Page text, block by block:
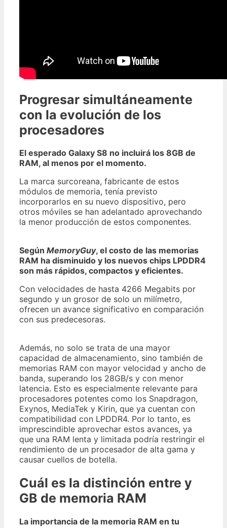
Progresar simultáneamente
con la evolución de los
procesadores
El esperado Galaxy S8 no incluirá los 8GB de
RAM, al menos por el momento.
La marca surcoreana, fabricante de estos
módulos de memoria, tenía previsto
incorporarlos en su nuevo dispositivo, pero
otros móviles se han adelantado aprovechando
la menor producción de estos componentes.
Según MemoryGuy, el costo de las memorias
RAM ha disminuido y los nuevos chips LPDDR4
son más rápidos, compactos y eficientes.
Con velocidades de hasta 4266 Megabits por
segundo y un grosor de solo un milímetro,
ofrecen un avance significativo en comparación
con sus predecesoras.
Además, no solo se trata de una mayor
capacidad de almacenamiento, sino también de
memorias RAM con mayor velocidad y ancho de
banda, superando los 28GB/s y con menor
latencia. Esto es especialmente relevante para
procesadores potentes como los Snapdragon,
Exynos, MediaTek y Kirin, que ya cuentan con
compatibilidad con LPDDR4. Por lo tanto, es
imprescindible aprovechar estos avances, ya
que una RAM lenta y limitada podría restringir el
rendimiento de un procesador de alta gama y
causar cuellos de botella.
Cuál es la distinción entre y
GB de memoria RAM
La importancia de la memoria RAM en tu